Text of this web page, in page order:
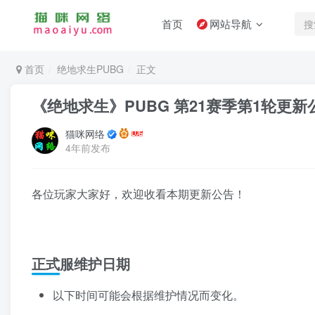
首页 网站导航
首页 绝地求生PUBG 正文
《绝地求生》PUBG 第21赛季第1轮更新
猫咪网络
4年前发布
各位玩家大家好，欢迎收看本期更新公告！
正式服维护日期
以下时间可能会根据维护情况而变化。